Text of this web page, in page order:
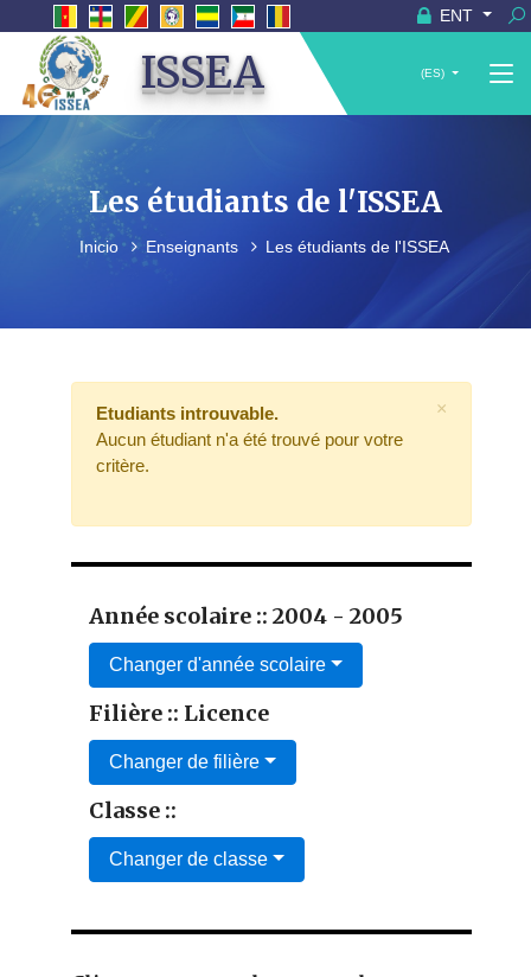
ENT
ISSEA (ES)
Les étudiants de l'ISSEA
Inicio Enseignants Les étudiants de l'ISSEA
Etudiants introuvable.
Aucun étudiant n'a été trouvé pour votre
critère.
×
Année scolaire :: 2004 - 2005
Changer d'année scolaire
Filière :: Licence
Changer de filière
Classe ::
Changer de classe